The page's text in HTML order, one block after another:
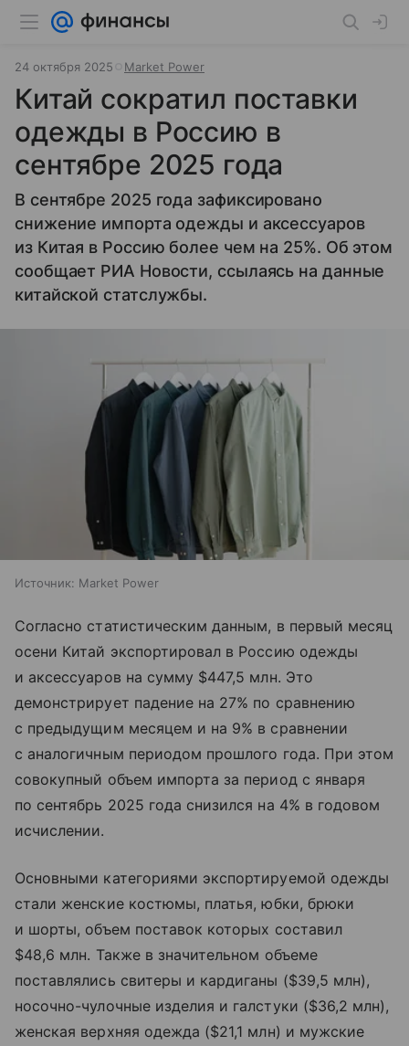
24 октября 2025 Market Power
Китай сократил поставки
одежды в Россию в
сентябре 2025 года
В сентябре 2025 года зафиксировано
снижение импорта одежды и аксессуаров
из Китая в Россию более чем на 25%. Об этом
сообщает РИА Новости, ссылаясь на данные
китайской статслужбы.
Источник: Market Power
Согласно статистическим данным, в первый месяц
осени Китай экспортировал в Россию одежды
и аксессуаров на сумму $447,5 млн. Это
демонстрирует падение на 27% по сравнению
с предыдущим месяцем и на 9% в сравнении
с аналогичным периодом прошлого года. При этом
совокупный объем импорта за период с января
по сентябрь 2025 года снизился на 4% в годовом
исчислении.
Основными категориями экспортируемой одежды
стали женские костюмы, платья, юбки, брюки
и шорты, объем поставок которых составил
$48,6 млн. Также в значительном объеме
поставлялись свитеры и кардиганы ($39,5 млн),
носочно-чулочные изделия и галстуки ($36,2 млн),
женская верхняя одежда ($21,1 млн) и мужские